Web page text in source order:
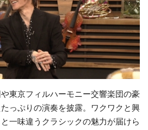
東京フィルハーモニー交響楽団の豪
っぷりの演奏を披露。ワクワクと興
一味違うクラシックの魅力が届けら